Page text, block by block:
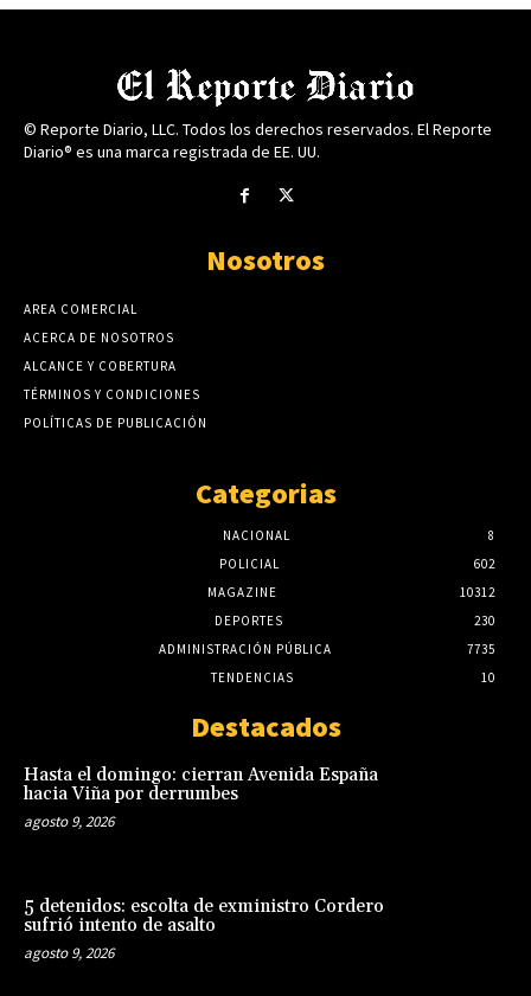
© Reporte Diario, LLC. Todos los derechos reservados. El Reporte
Diario® es una marca registrada de EE. UU.
Nosotros
AREA COMERCIAL
ACERCA DE NOSOTROS
ALCANCE Y COBERTURA
TÉRMINOS Y CONDICIONES
POLÍTICAS DE PUBLICACIÓN
Categorias
NACIONAL
8
POLICIAL
602
MAGAZINE
10312
DEPORTES
230
ADMINISTRACIÓN PÚBLICA
7735
TENDENCIAS
10
Destacados
Hasta el domingo: cierran Avenida España
hacia Viña por derrumbes
agosto 9, 2026
5 detenidos: escolta de exministro Cordero
sufrió intento de asalto
agosto 9, 2026